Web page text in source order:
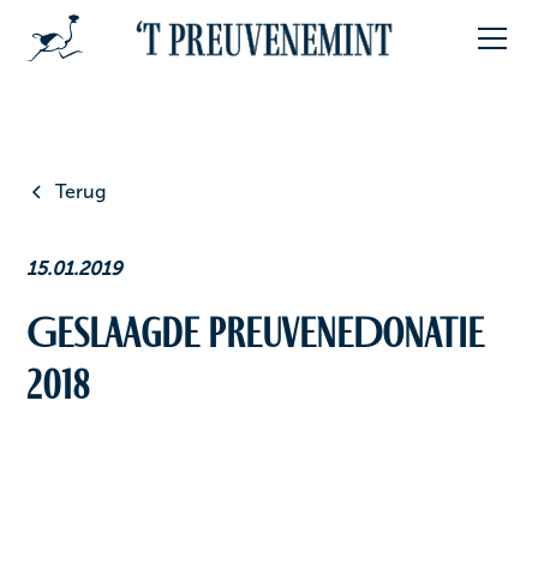
Terug
15.01.2019
Geslaagde PreuveneDonatie
2018